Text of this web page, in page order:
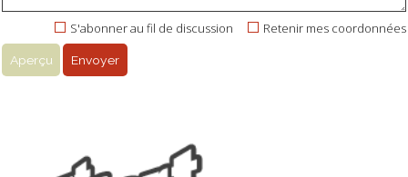
Retenir mes coordonnées
S'abonner au fil de discussion